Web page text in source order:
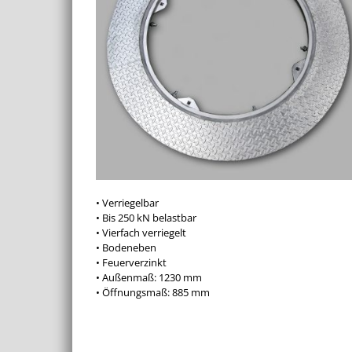
• Verriegelbar
• Bis 250 kN belastbar
• Vierfach verriegelt
• Bodeneben
• Feuerverzinkt
• Außenmaß: 1230 mm
• Öffnungsmaß: 885 mm